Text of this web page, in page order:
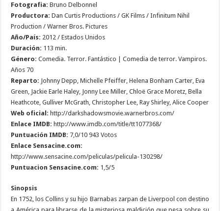
Fotografia: Bruno Delbonnel
Productora: Dan Curtis Productions / GK Films / Infinitum Nihil
Production / Warner Bros. Pictures
Año/País: 2012 / Estados Unidos
Duración: 113 min.
Género: Comedia. Terror. Fantástico | Comedia de terror. Vampiros.
Años 70
Reparto: Johnny Depp, Michelle Pfeiffer, Helena Bonham Carter, Eva
Green, Jackie Earle Haley, Jonny Lee Miller, Chloë Grace Moretz, Bella
Heathcote, Gulliver McGrath, Christopher Lee, Ray Shirley, Alice Cooper
Web oficial: http://darkshadowsmovie.warnerbros.com/
Enlace IMDB: http://www.imdb.com/title/tt1077368/
Puntuación IMDB: 7,0/10 943 Votos
Enlace Sensacine.com:
http://www.sensacine.com/peliculas/pelicula-130298/
Puntuacion Sensacine.com: 1,5/5
Sinopsis
En 1752, los Collins y su hijo Barnabas zarpan de Liverpool con destino